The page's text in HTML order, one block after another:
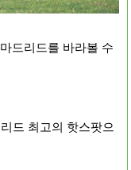
드리드를 바라볼 수
드 최고의 핫스팟으